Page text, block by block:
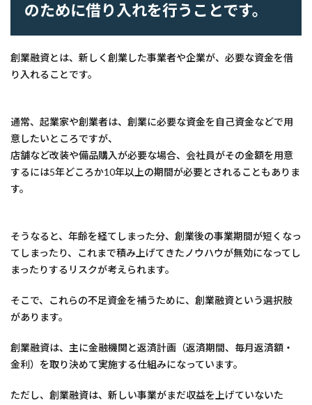
のために借り入れを行うことです。
創業融資とは、新しく創業した事業者や企業が、必要な資金を借
り入れることです。
通常、起業家や創業者は、創業に必要な資金を自己資金などで用
意したいところですが、
店舗など改装や備品購入が必要な場合、会社員がその金額を用意
するには5年どころか10年以上の期間が必要とされることもありま
す。
そうなると、年齢を経てしまった分、創業後の事業期間が短くなっ
てしまったり、これまで積み上げてきたノウハウが無効になってし
まったりするリスクが考えられます。
そこで、これらの不足資金を補うために、創業融資という選択肢
があります。
創業融資は、主に金融機関と返済計画（返済期間、毎月返済額・
金利）を取り決めて実施する仕組みになっています。
ただし、創業融資は、新しい事業がまだ収益を上げていないた